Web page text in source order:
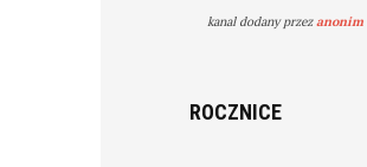
kanal dodany przezanonim
ROCZNICE